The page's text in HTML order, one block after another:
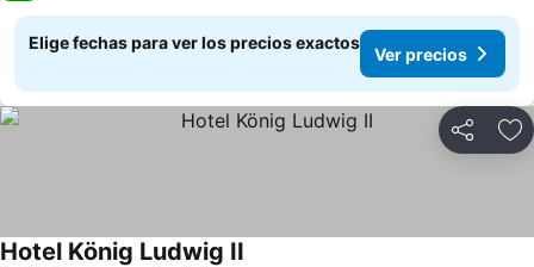
Elige fechas para ver los precios exactos
Ver precios
Compartir
Hotel König Ludwig II